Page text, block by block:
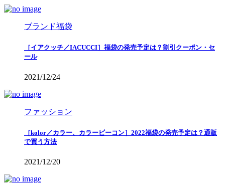
ブランド福袋
［イアクッチ／IACUCCI］福袋の発売予定は？割引クーポン・セ
ール
2021/12/24
ファッション
［kolor／カラー、カラービーコン］2022福袋の発売予定は？通販
で買う方法
2021/12/20